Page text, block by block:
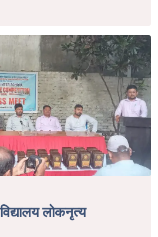
लोकनृत्य